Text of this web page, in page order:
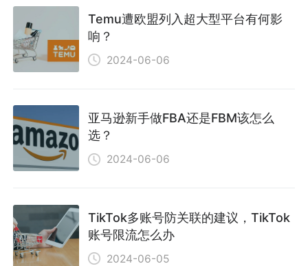
Temu遭欧盟列入超大型平台有何影
响？
2024-06-06
亚马逊新手做FBA还是FBM该怎么
选？
2024-06-06
TikTok多账号防关联的建议，TikTok
账号限流怎么办
2024-06-05